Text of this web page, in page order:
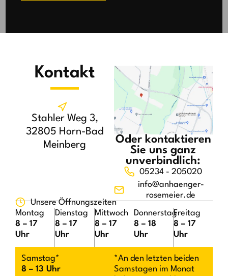
Kontakt
Stahler Weg 3,
32805 Horn-Bad
Meinberg
Oder kontaktieren
Sie uns ganz
unverbindlich:
05234 - 205020
info@anhaenger-
rosemeier.de
Unsere Öffnungszeiten
Montag
8 – 17
Uhr
Dienstag
8 – 17
Uhr
Mittwoch
8 – 17
Uhr
Donnerstag
8 – 18
Uhr
Freitag
8 – 17
Uhr
Samstag*
8 – 13 Uhr
*An den letzten beiden
Samstagen im Monat